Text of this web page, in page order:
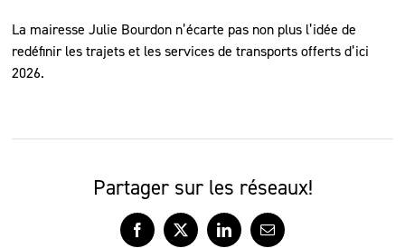
La mairesse Julie Bourdon n’écarte pas non plus l’idée de
redéfinir les trajets et les services de transports offerts d’ici
2026.
Partager sur les réseaux!
Facebook
X LinkedInCourriel